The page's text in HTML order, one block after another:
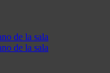
de la sala
de la sala